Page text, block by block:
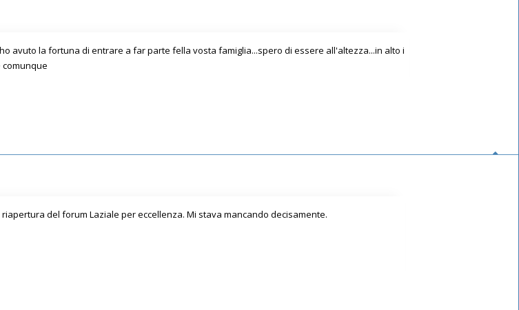
avuto la fortuna di entrare a far parte fella vosta famiglia...spero di essere all'altezza...in alto i
del forum Laziale per eccellenza. Mi stava mancando decisamente.